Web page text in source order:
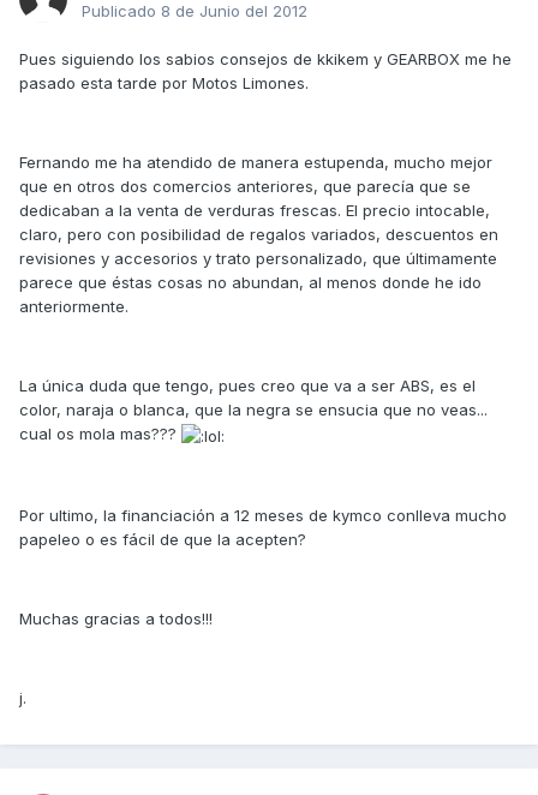
Publicado 8 de Junio del 2012
Pues siguiendo los sabios consejos de kkikem y GEARBOX me he
pasado esta tarde por Motos Limones.
Fernando me ha atendido de manera estupenda, mucho mejor
que en otros dos comercios anteriores, que parecía que se
dedicaban a la venta de verduras frescas. El precio intocable,
claro, pero con posibilidad de regalos variados, descuentos en
revisiones y accesorios y trato personalizado, que últimamente
parece que éstas cosas no abundan, al menos donde he ido
anteriormente.
La única duda que tengo, pues creo que va a ser ABS, es el
color, naraja o blanca, que la negra se ensucia que no veas...
cual os mola mas???
Por ultimo, la financiación a 12 meses de kymco conlleva mucho
papeleo o es fácil de que la acepten?
Muchas gracias a todos!!!
j.